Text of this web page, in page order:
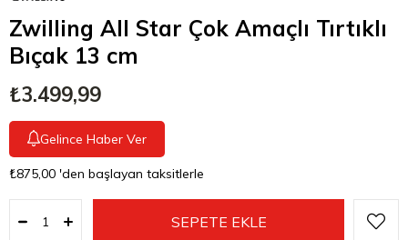
Zwilling All Star Çok Amaçlı Tırtıklı
Bıçak 13 cm
₺3.499,99
Gelince Haber Ver
₺875,00 'den başlayan taksitlerle